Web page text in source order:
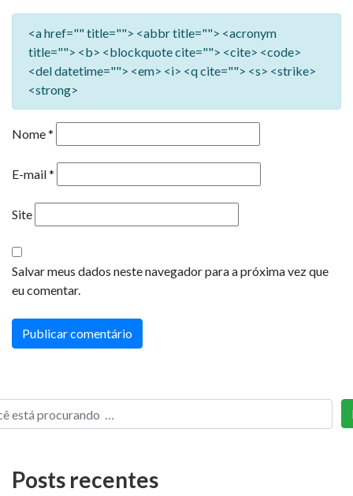
<a href="" title=""> <abbr title=""> <acronym
title=""> <b> <blockquote cite=""> <cite> <code>
<del datetime=""> <em> <i> <q cite=""> <s> <strike>
<strong>
Nome*
E-mail*
Site
Salvar meus dados neste navegador para a próxima vez que
eu comentar.
Posts recentes